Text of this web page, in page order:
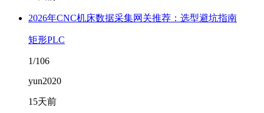
2026年CNC机床数据采集网关推荐：选型避坑指南
矩形PLC
1/106
yun2020
15天前